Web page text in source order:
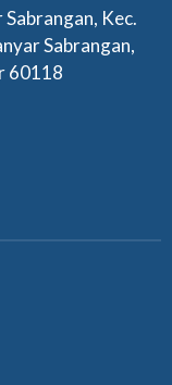
Kec.
Sabrangan,
60118